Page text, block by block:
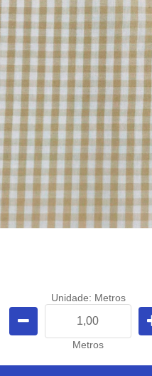
Unidade: Metros
Metros